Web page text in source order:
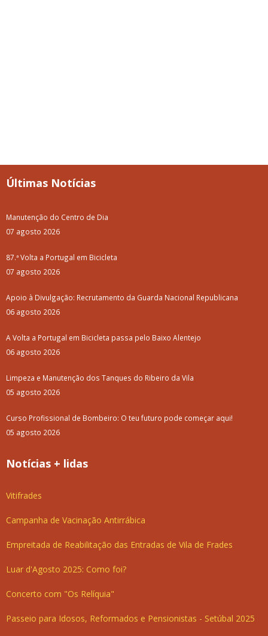
Últimas Notícias
Manutenção do Centro de Dia
07 agosto 2026
87.ª Volta a Portugal em Bicicleta
07 agosto 2026
Apoio à Divulgação: Recrutamento da Guarda Nacional Republicana
06 agosto 2026
A Volta a Portugal em Bicicleta passa pelo Baixo Alentejo
06 agosto 2026
Limpeza e Manutenção dos Tanques do Ribeiro da Vila
05 agosto 2026
Curso Profissional de Bombeiro: O teu futuro pode começar aqui!
05 agosto 2026
Notícias + lidas
Vitifrades
Campanha de Vacinação Antirrábica
Empreitada de Reabilitação das Entradas de Vila de Frades
Luar d'Agosto 2025: Como foi?
Concerto com "Os Relíquia"
Passeio para Idosos, Reformados e Pensionistas - Setúbal 2025